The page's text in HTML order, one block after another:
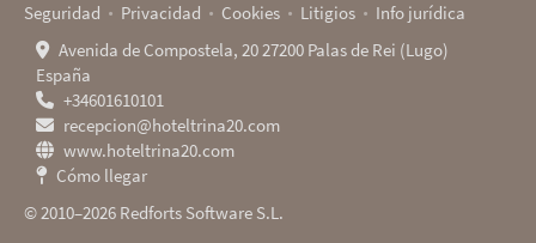
Seguridad Privacidad Cookies Litigios
Info jurídica
Avenida de Compostela, 20 27200 Palas de Rei (Lugo)
España
+34601610101
recepcion@hoteltrina20.com
www.hoteltrina20.com
Cómo llegar
© 2010–2026 Redforts Software S.L.